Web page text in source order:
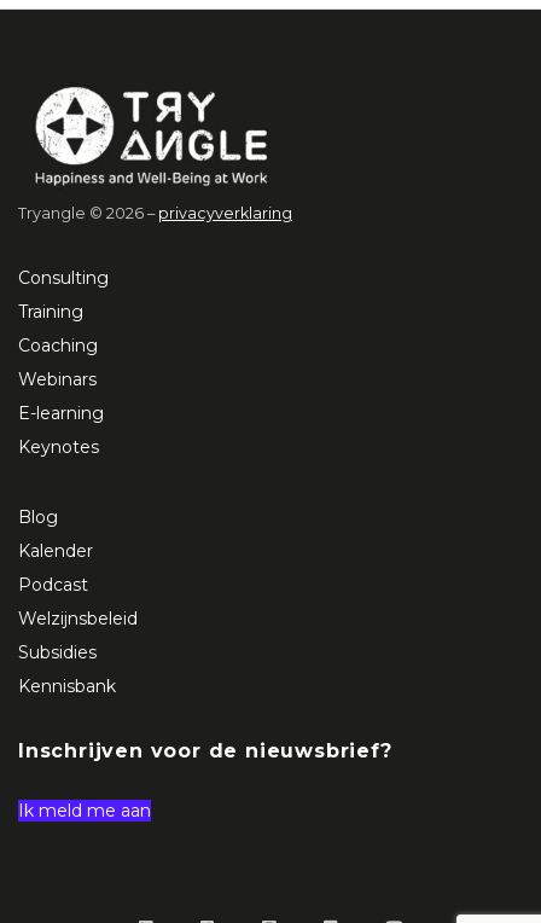
Tryangle © 2026 – privacyverklaring
Consulting
Training
Coaching
Webinars
E-learning
Keynotes
Blog
Kalender
Podcast
Welzijnsbeleid
Subsidies
Kennisbank
Inschrijven voor de nieuwsbrief?
Ik meld me aan